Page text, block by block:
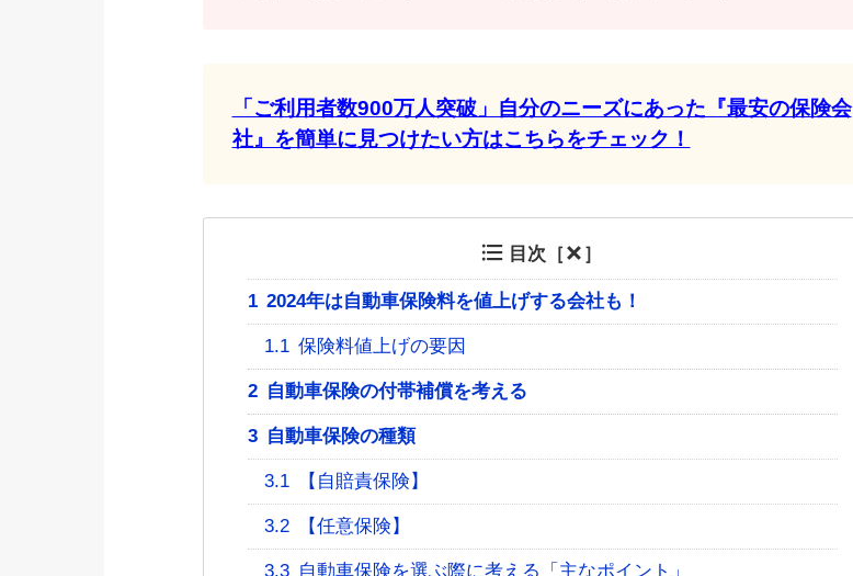
「ご利用者数900万人突破」自分のニーズにあった『最安の保険会
社』を簡単に見つけたい方はこちらをチェック！
目次［ ］
1 2024年は自動車保険料を値上げする会社も！
1.1 保険料値上げの要因
2 自動車保険の付帯補償を考える
3 自動車保険の種類
3.1 【自賠責保険】
3.2 【任意保険】
3.3 自動車保険を選ぶ際に考える「主なポイント」